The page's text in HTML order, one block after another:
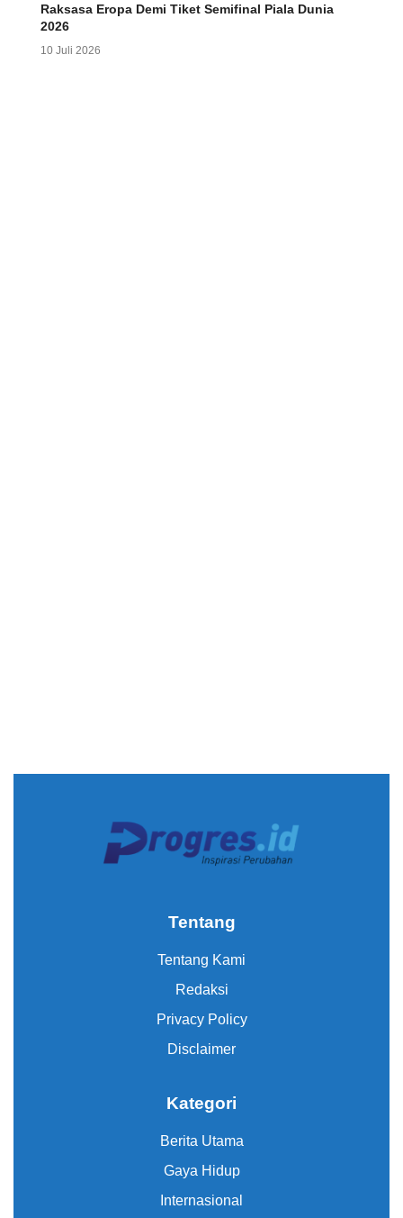
Raksasa Eropa Demi Tiket Semifinal Piala Dunia
2026
10 Juli 2026
Tentang
Tentang Kami
Redaksi
Privacy Policy
Disclaimer
Kategori
Berita Utama
Gaya Hidup
Internasional